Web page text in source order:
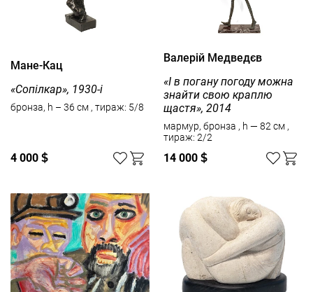
Мане-Кац
«Сопілкар», 1930-і
бронза, h – 36 см , тираж: 5/8
4 000 $
Валерій Медведєв
«І в погану погоду можна
знайти свою краплю
щастя», 2014
мармур, бронза , h — 82 см ,
тираж: 2/2
14 000 $